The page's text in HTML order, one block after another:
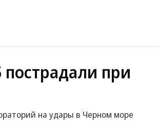
при
на удары в Черном море